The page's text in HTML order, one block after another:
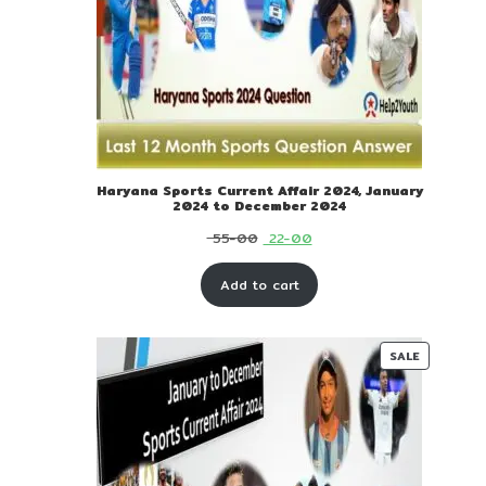
Haryana Sports Current Affair 2024, January
2024 to December 2024
55-00 Original
price
was:
00.
22-00Current
price
is:
00.
Add to cart
SALE